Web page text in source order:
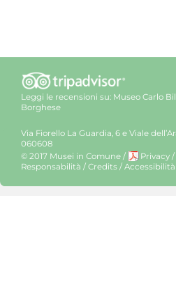
Leggi le recensioni su: Museo Carlo
Borghese
Via Fiorello La Guardia, 6 e Viale
060608
© 2017 Musei in Comune / Privacy /
Responsabilità / Credits /